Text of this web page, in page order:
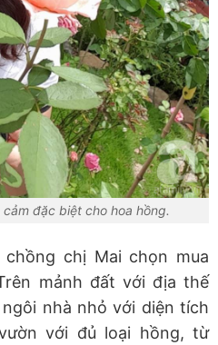
đặc biệt cho hoa hồng.
chị Mai chọn mua
mảnh đất với địa thế
nhà nhỏ với diện tích
với đủ loại hồng, từ